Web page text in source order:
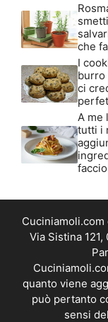
che
I
burro
ci
A me
tutti i
Cuciniamoli.com
Via Sistina
quanto viene
può pertanto
sensi